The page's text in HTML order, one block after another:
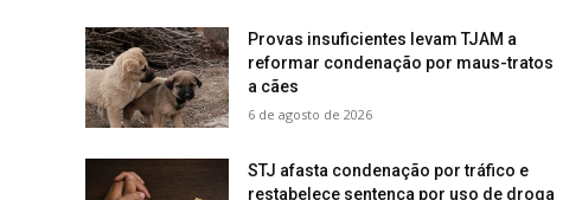
Provas insuficientes levam TJAM a
reformar condenação por maus-tratos
a cães
6 de agosto de 2026
STJ afasta condenação por tráfico e
restabelece sentença por uso de droga